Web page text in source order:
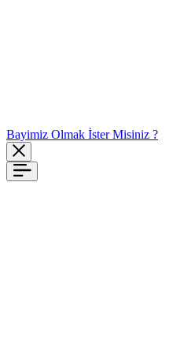
Bayimiz Olmak İster Misiniz ?